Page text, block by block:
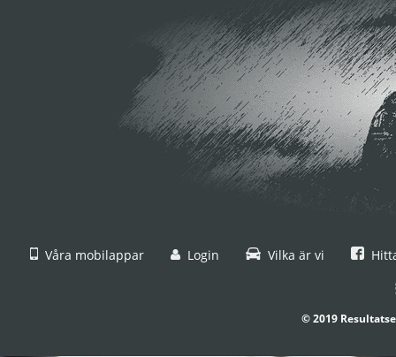
Våra mobilappar Login Vilka är vi
© 2019